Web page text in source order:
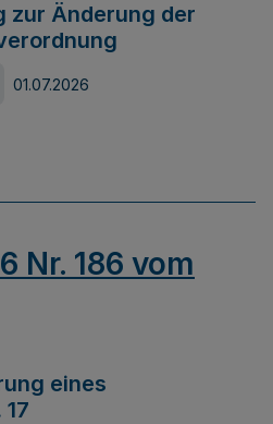
zur Änderung der
01.07.2026
Nr. 186 vom
eines